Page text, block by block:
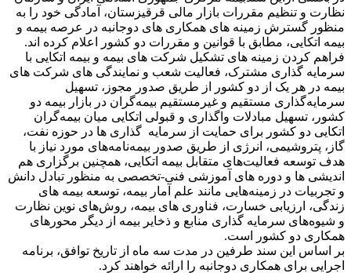
نظارت و تنظیم مقررات بازار مالی قرقیزستان، آمادگی خود را به
منظور گسترش زمینه های همکاری های دوجانبه در عرصه بیمه و
بیمه اتکایی، مطابق با قوانین و مقررات دو کشور اعلام کرده اند.
فراهم کردن زمینه های تشکیل شرکت های بیمه و بیمه اتکایی با
سرمایه گذاری مشترک، فعالیت شعب و نمایندگی های شرکت های
بیمه در هر یک از دو کشور از طریق صدور مجوز، تسهیل
سرمایه‌گذاری مستقیم و غیرمستقیم بیمه‌گران در بازار بیمه دو
کشور، تسهیل مبادلات واگذاری و قبولی اتکایی میان بیمه‌گران
اتکایی دو کشور برای حمایت از سرمایه گذاری ها در حوزه نفت،
گاز، پتروشیمی، انرژی از طریق صدور بیمه‌نامه‌های مورد نیاز با
هدف توسعه فعالیت‌های متقابل بیمه اتکایی، همچنین برگزاری هم
اندیشی ها و دوره های آموزشی فنی-تخصصی به منظور تبادل دانش
و تجربیات در زمینه‌هایی مانند علم آمار بیمه، توسعه بیمه های
زندگی، ارزیابی خسارت، فناوری های بیمه، روش‌های نوین نظارت
و شیوه‌های سرمایه گذاری منابع و ذخایر بیمه از دیگر محورهای
همکاری دو کشور است.
بر اساس این سند طرفین در مدت سه ماه از تاریخ توافق، برنامه
اجرایی برای همکاری دوجانبه را ارائه خواهند کرد.